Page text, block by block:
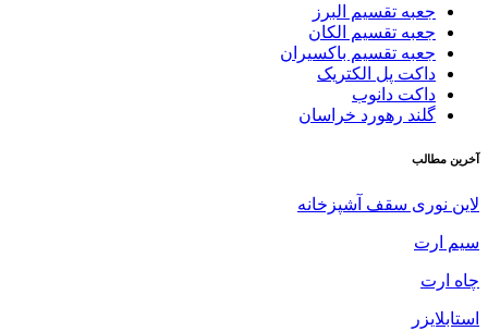
جعبه تقسیم البرز
جعبه تقسیم الکان
جعبه تقسیم باکسیران
داکت پل الکتریک
داکت دانوب
گلند رهورد خراسان
آخرین مطالب
لاین نوری سقف آشپزخانه
سیم ارت
چاه ارت
استابلایزر